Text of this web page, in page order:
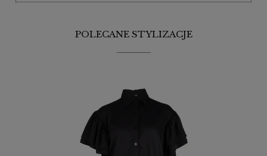
POLECANE STYLIZACJE